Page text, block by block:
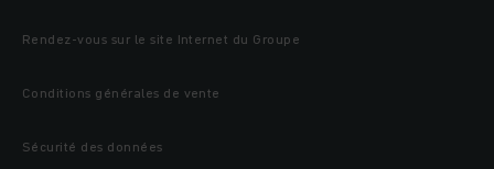
Rendez-vous sur le site Internet du Groupe
Conditions générales de vente
Sécurité des données